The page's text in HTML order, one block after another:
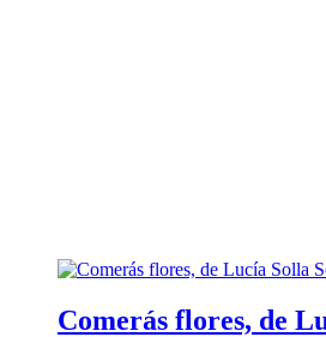
Comerás flores, de